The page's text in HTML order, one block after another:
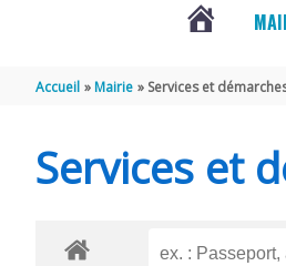
Accueil Mairie Services et
Services et